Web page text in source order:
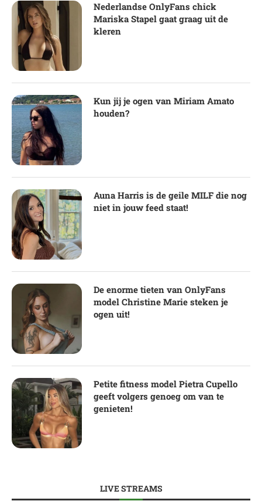
Nederlandse OnlyFans chick
Mariska Stapel gaat graag uit de
kleren
Kun jij je ogen van Miriam Amato
houden?
Auna Harris is de geile MILF die nog
niet in jouw feed staat!
De enorme tieten van OnlyFans
model Christine Marie steken je
ogen uit!
Petite fitness model Pietra Cupello
geeft volgers genoeg om van te
genieten!
LIVE STREAMS